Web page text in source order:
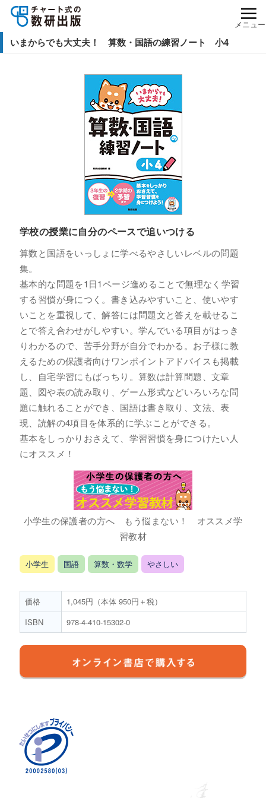
メニュー
いまからでも大丈夫！ 算数・国語の練習ノート 小4
学校の授業に自分のペースで追いつける
算数と国語をいっしょに学べるやさしいレベルの問題
集。
基本的な問題を1日1ページ進めることで無理なく学習
する習慣が身につく。書き込みやすいこと、使いやす
いことを重視して、解答には問題文と答えを載せるこ
とで答え合わせがしやすい。学んでいる項目がはっき
りわかるので、苦手分野が自分でわかる。お子様に教
えるための保護者向けワンポイントアドバイスも掲載
し、自宅学習にもばっちり。算数は計算問題、文章
題、図や表の読み取り、ゲーム形式などいろいろな問
題に触れることができ、国語は書き取り、文法、表
現、読解の4項目を体系的に学ぶことができる。
基本をしっかりおさえて、学習習慣を身につけたい人
にオススメ！
小学生の保護者の方へ もう悩まない！ オススメ学
習教材
小学生 国語 算数・数学 やさしい
価格
1,045円（本体 950円＋税）
ISBN
978-4-410-15302-0